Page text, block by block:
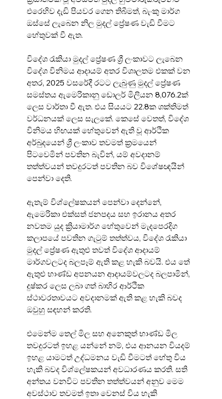
එරෙහිව දැඩි පියවර ගෙන තිබීමත්, බැංකු මාර්ග
ඔස්සේ ලැබෙන නිල මුදල් ප්‍රේෂණ වැඩි වීමට
හේතුවක් වී ඇත.
විදේශ රැකියා මුදල් ප්‍රේෂණ ශ්‍රී ලංකාවට ලැබෙන
විදේශ විනිමය ආදායම් අතර විශාලතම එකක් වන
අතර, 2025 වසරේදී රටට ලැබුණු මුදල් ප්‍රේෂණ
සමස්තය ඇමෙරිකානු ඩොලර් මිලියන 8,076.2ක්
ලෙස වාර්තා වී ඇත. එය සියයට 22.8ක ශක්තිමත්
වර්ධනයක් ලෙස සැලකේ. කෙසේ වෙතත්, විදේශ
විනිමය හිඟයක් හේතුවෙන් ඇති වූ ආර්ථික
අර්බුදයෙන් ශ්‍රී ලංකාව තවමත් ක්‍රමයෙන්
පිටවෙමින් පවතින බැවින්, යම් අවදානම්
තත්ත්වයන් තවදුරටත් පවතින බව විශේෂඥයින්
පෙන්වා දෙති.
ඇතැම් විශ්ලේෂකයන් පෙන්වා දෙන්නේ,
ඇමෙරිකා එක්සත් ජනපදය සහ ඉරානය අතර
නවතම යුද ක්‍රියාමාර්ග හේතුවෙන් මැදපෙරදිග
කලාපයේ පවතින ගැටුම් තත්ත්වය, විදේශ රැකියා
මුදල් ප්‍රේෂණ ඇතුළු තවත් විදේශ ආදායම්
මාර්ගවලටද බලපෑම් ඇති කළ හැකි බවයි. එය තේ
ඇතුළු භාණ්ඩ අපනයන ආදායම්වලටද බලපාමින්,
දුෂ්කර ලෙස ලබා ගත් බාහිර ආර්ථික
ස්ථාවරතාවයට අවදානමක් ඇති කළ හැකි බවද
ඔවුහු සඳහන් කරති.
එමෙන්ම තෙල් මිල සහ අනෙකුත් භාණ්ඩ මිල
තවදුරටත් ඉහළ යන්නේ නම්, එය ආනයන වියදම්
ඉහළ යාමටත් උද්ධමනය වැඩි වීමටත් හේතු විය
හැකි බවද විශ්ලේෂකයන් අවධාරණය කරති. සති
අන්තය වනවිට පවතින තත්ත්වයන් අනුව මෙම
අවස්ථාව තවමත් ඉතා වෙනස් විය හැකි